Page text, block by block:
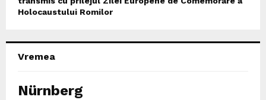
Holocaustului Romilor
Vremea
Nürnberg